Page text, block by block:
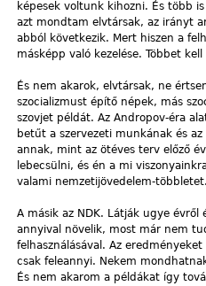
képesek voltunk kihozni. És több
azt mondtam elvtársak, az irányt
abból következik. Mert hiszen a
másképp való kezelése. Többet
És nem akarok, elvtársak, ne
szocializmust építő népek, más
szovjet példát. Az Andropov-éra
betűt a szervezeti munkának és
annak, mint az ötéves terv előző
lebecsülni, és én a mi
valami nemzetijövedelem-
A másik az NDK. Látják ugye
annyival növelik, most már nem
felhasználásával. Az
csak feleannyi. Nekem
És nem akarom a példákat így